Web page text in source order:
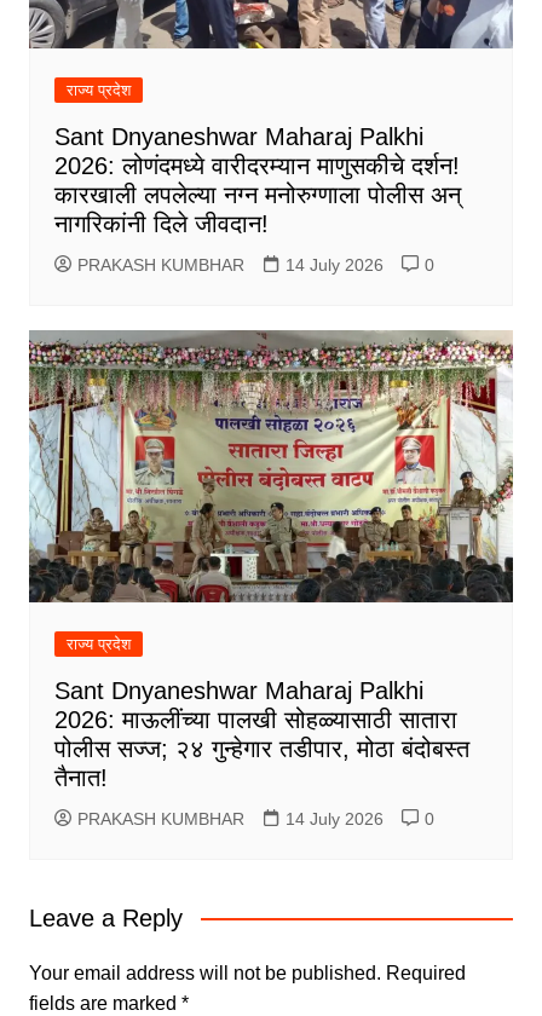
राज्य प्रदेश
Sant Dnyaneshwar Maharaj Palkhi
2026: लोणंदमध्ये वारीदरम्यान माणुसकीचे दर्शन!
कारखाली लपलेल्या नग्न मनोरुग्णाला पोलीस अन्
नागरिकांनी दिले जीवदान!
PRAKASH KUMBHAR 14 July 2026 0
राज्य प्रदेश
Sant Dnyaneshwar Maharaj Palkhi
2026: माऊलींच्या पालखी सोहळ्यासाठी सातारा
पोलीस सज्ज; २४ गुन्हेगार तडीपार, मोठा बंदोबस्त
तैनात!
PRAKASH KUMBHAR 14 July 2026 0
Leave a Reply
Your email address will not be published. Required
fields are marked *